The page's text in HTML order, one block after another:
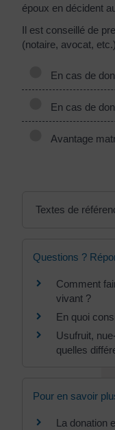
époux en décident
Il est conseillé de
(notaire, avocat,
En cas de
En cas de
Avantage
Textes de
Questions ?
Comment
vivant ?
En quoi
Usufruit,
quelles
Pour en savoir
La donation